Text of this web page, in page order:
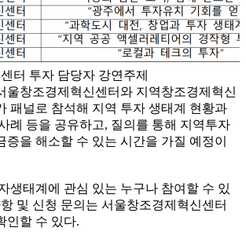
터 투자 담당자 강연주제
울창조경제혁신센터와 지역창조경제혁신
패널로 참석해 지역 투자 생태계 현황과
례 등을 공유하고, 질의를 통해 지역투자
증을 해소할 수 있는 시간을 가질 예정이
생태계에 관심 있는 누구나 참여할 수 있
및 신청 문의는 서울창조경제혁신센터
인할 수 있다.